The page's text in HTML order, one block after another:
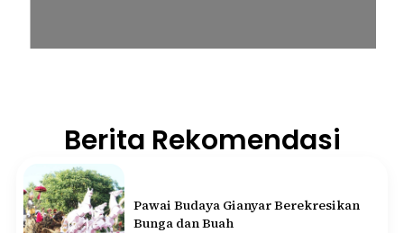
Berita Rekomendasi
Pawai Budaya Gianyar Berekresikan
Bunga dan Buah